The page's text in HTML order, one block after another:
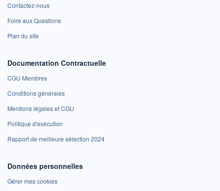
Contactez-nous
Foire aux Questions
Plan du site
Documentation Contractuelle
CGU Membres
Conditions générales
Mentions légales et CGU
Politique d'exécution
Rapport de meilleure sélection 2024
Données personnelles
Gérer mes cookies